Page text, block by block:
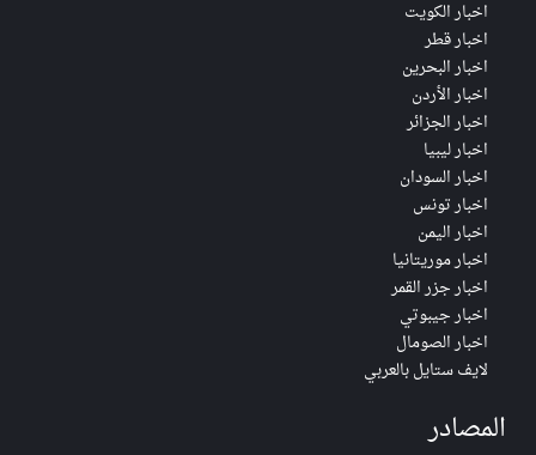
اخبار الكويت
اخبار قطر
اخبار البحرين
اخبار الأردن
اخبار الجزائر
اخبار ليبيا
اخبار السودان
اخبار تونس
اخبار اليمن
اخبار موريتانيا
اخبار جزر القمر
اخبار جيبوتي
اخبار الصومال
لايف ستايل بالعربي
المصادر